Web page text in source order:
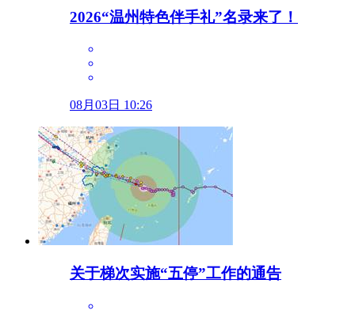
2026“温州特色伴手礼”名录来了！
08月03日 10:26
关于梯次实施“五停”工作的通告